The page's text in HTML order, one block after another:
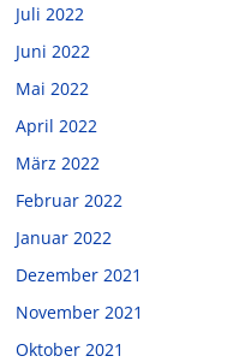
Juli 2022
Juni 2022
Mai 2022
April 2022
März 2022
Februar 2022
Januar 2022
Dezember 2021
November 2021
Oktober 2021